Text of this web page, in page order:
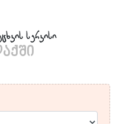
სერვისი